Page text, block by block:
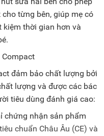
từng bên, giúp mẹ có
kiệm thời gian hơn và
đảm bảo chất lượng bởi
lượng và được các bác
tiêu dùng đánh giá cao:
chứng nhận sản phẩm
chuẩn Châu Âu (CE) và